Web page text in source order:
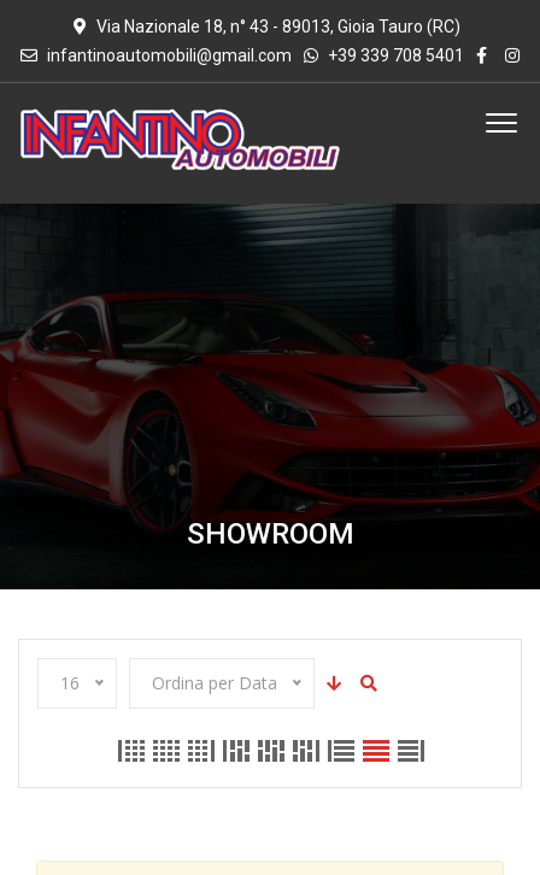
Via Nazionale 18, n° 43 - 89013, Gioia Tauro (RC)
infantinoautomobili@gmail.com
+39 339 708 5401
SHOWROOM
16 Ordina per Data